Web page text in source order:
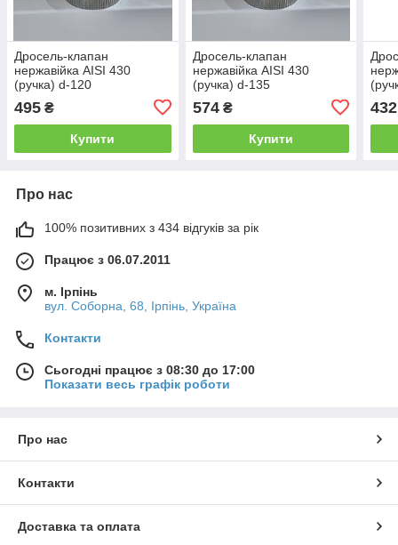
Дросель-клапан
нержавійка AISI 430
(ручка) d-120
495 ₴
Купити
Дросель-клапан
нержавійка AISI 430
(ручка) d-135
574₴
Купити
432
Про нас
100% позитивних з 434 відгуків за рік
Працює з 06.07.2011
м. Ірпінь
вул. Соборна, 68, Ірпінь, Україна
Контакти
Сьогодні працює з 08:30 до 17:00
Показати весь графік роботи
Про нас
Контакти
Доставка та оплата